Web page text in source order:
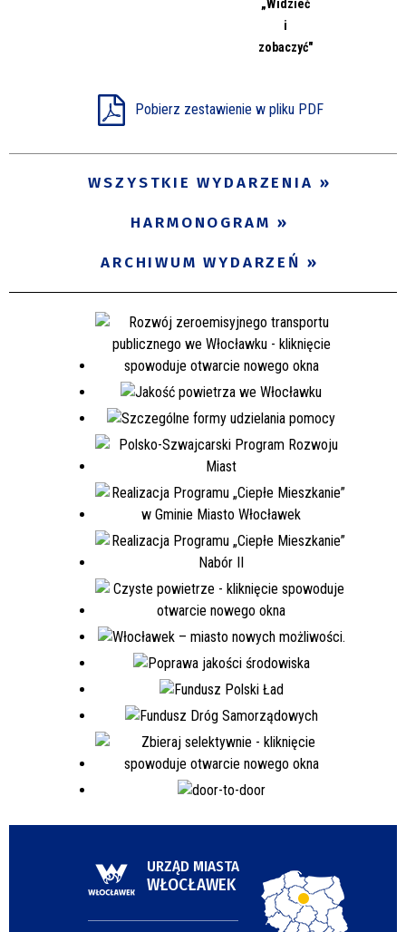
„Widzieć
i
zobaczyć"
Pobierz zestawienie w pliku PDF
WSZYSTKIE WYDARZENIA
HARMONOGRAM
ARCHIWUM WYDARZEŃ
URZĄD MIASTA
WŁOCŁAWEK